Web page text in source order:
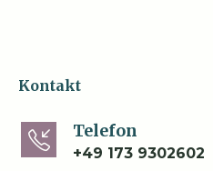
Kontakt
Telefon
+49 173 9302602